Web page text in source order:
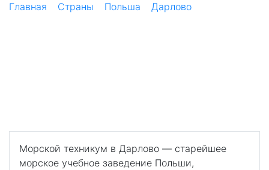
Главная Страны Польша Дарлово
Морской техникум в Дарлово — старейшее
морское учебное заведение Польши,